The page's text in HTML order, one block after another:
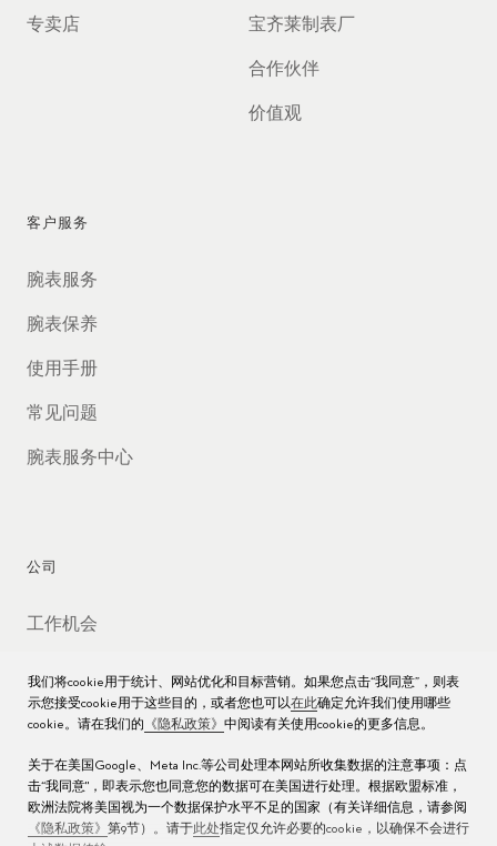
专卖店 宝齐莱制表厂
合作伙伴
价值观
客户服务
腕表服务
腕表保养
使用手册
常见问题
腕表服务中心
公司
工作机会
联络我们
沪ICP备16013004号
沪公网安备 31010602000438号
我们将cookie用于统计、网站优化和目标营销。如果您点击“我同意”，则表
示您接受cookie用于这些目的，或者您也可以在此确定允许我们使用哪些
cookie。请在我们的 《隐私政策》 中阅读有关使用cookie的更多信息。
关于在美国Google、Meta Inc.等公司处理本网站所收集数据的注意事项：点
击“我同意"，即表示您也同意您的数据可在美国进行处理。根据欧盟标准，
欧洲法院将美国视为一个数据保护水平不足的国家（有关详细信息，请参阅
《隐私政策》 第9节）。请于此处指定仅允许必要的cookie，以确保不会进行